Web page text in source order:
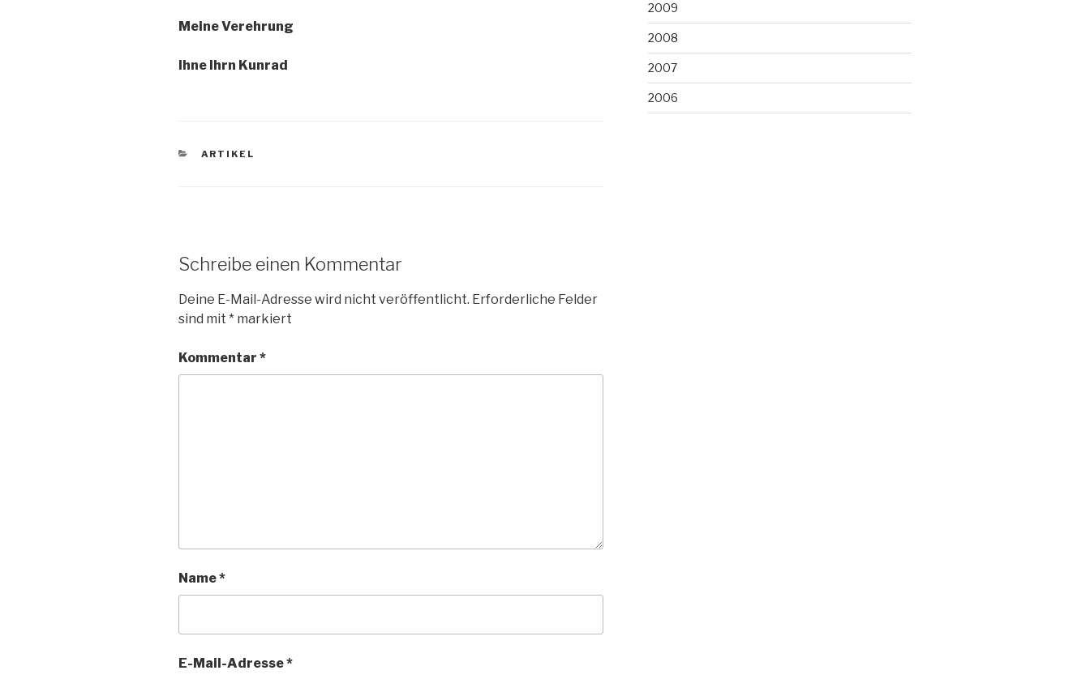
Meine Verehrung
Ihne Ihrn Kunrad
KATEGORIEN
ARTIKEL
Schreibe einen Kommentar
Deine E-Mail-Adresse wird nicht veröffentlicht. Erforderliche Felder
sind mit * markiert
Kommentar *
Name*
E-Mail-Adresse*
2009
2008
2007
2006